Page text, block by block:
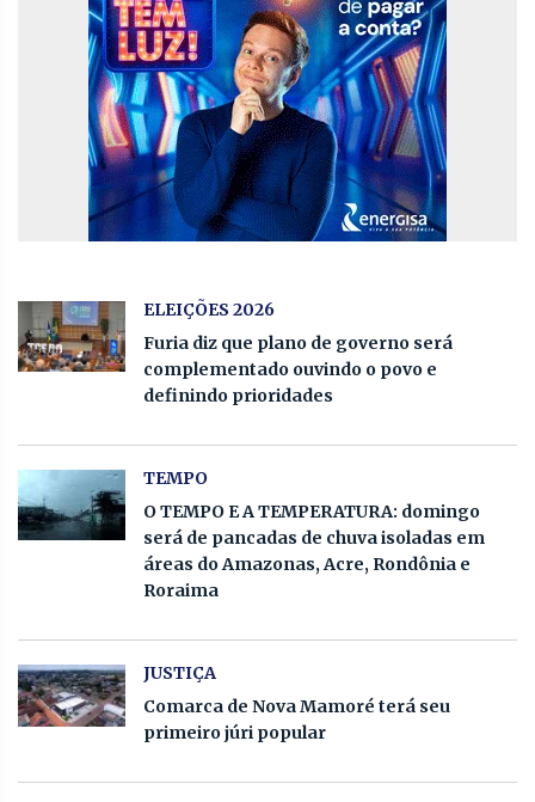
ELEIÇÕES 2026
Furia diz que plano de governo será
complementado ouvindo o povo e
definindo prioridades
TEMPO
O TEMPO E A TEMPERATURA: domingo
será de pancadas de chuva isoladas em
áreas do Amazonas, Acre, Rondônia e
Roraima
JUSTIÇA
Comarca de Nova Mamoré terá seu
primeiro júri popular